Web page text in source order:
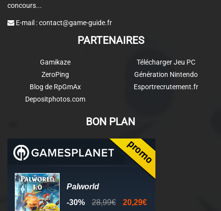
concours...
E-mail :contact@game-guide.fr
PARTENAIRES
Gamikaze
ZeroPing
Blog de RpGmAx
Depositphotos.com
Télécharger Jeu PC
Génération Nintendo
Esportrecrutement.fr
BON PLAN